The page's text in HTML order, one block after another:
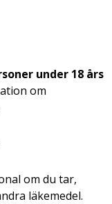
under 18 års
om
om du tar,
läkemedel.